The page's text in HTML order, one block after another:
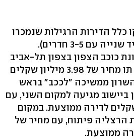
כלל הדירות הרגילות שנמכרו
במהלך 2014 (חדשות ויד שנייה עם 3-5 חדרים).
כוכב הצפון בצפון תל-אביב
היא היקרה ביותר, עם תו מחיר של 3.98 מיליון שקלים
ממשיכה "לככב" בראש
ביישוב מגיעה למקום השני, עם
מיליון שקלים לדירה ממוצעת. במקום
הרצליה פיתוח, עם מחיר של